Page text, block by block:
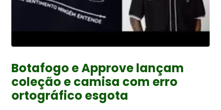
Botafogo e Approve lançam
coleção e camisa com erro
ortográfico esgota